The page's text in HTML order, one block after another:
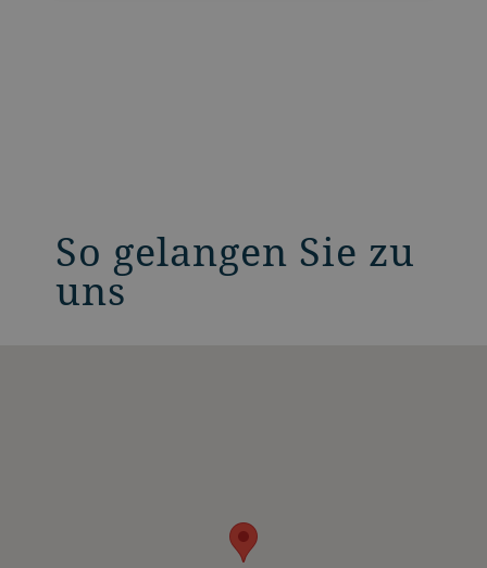
So gelangen Sie zu
uns